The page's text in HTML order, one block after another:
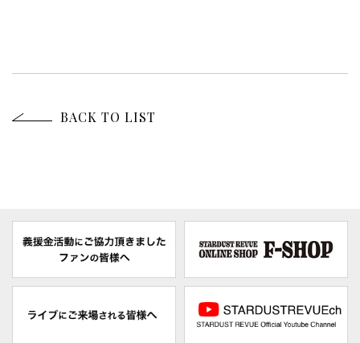
BACK TO LIST